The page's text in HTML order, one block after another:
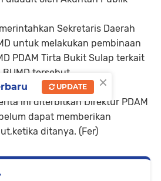
Sekretaris Daerah
untuk melakukan pembinaan
PDAM Tirta Bukit Sulap terkait
tersebut.
ini diterbitkan Direktur PDAM
dapat memberikan
ditanya. (Fer)
×
UPDATE